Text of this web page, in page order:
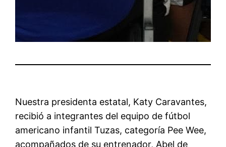
Nuestra presidenta estatal, Katy Caravantes,
recibió a integrantes del equipo de fútbol
americano infantil Tuzas, categoría Pee Wee,
acompañados de su entrenador, Abel de